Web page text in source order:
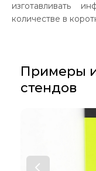
изготавливать
количестве в
Примеры
стендов